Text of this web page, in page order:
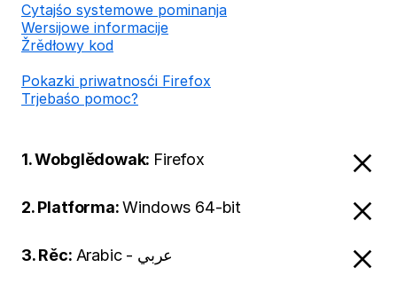
Cytajśo systemowe pominanja
Wersijowe informacije
Žrědłowy kod
Pokazki priwatnosći Firefox
Trjebaśo pomoc?
1. Wobglědowak: Firefox
2. Platforma:Windows 64-bit
3. Rěc: Arabic - عربي